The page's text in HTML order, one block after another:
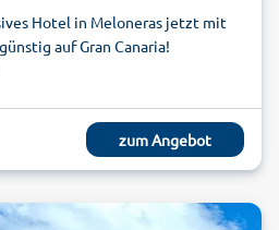
Hotel in Meloneras jetzt mit
auf Gran Canaria!
zum Angebot